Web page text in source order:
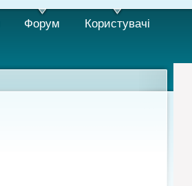
Форум Користувачi